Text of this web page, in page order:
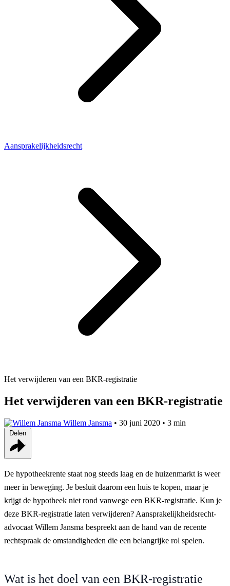
Aansprakelijkheidsrecht
Het verwijderen van een BKR-registratie
Het verwijderen van een BKR-registratie
Willem Jansma • 30 juni 2020 • 3 min
De hypotheekrente staat nog steeds laag en de huizenmarkt is weer
meer in beweging. Je besluit daarom een huis te kopen, maar je
krijgt de hypotheek niet rond vanwege een BKR-registratie. Kun je
deze BKR-registratie laten verwijderen? Aansprakelijkheidsrecht-
advocaat Willem Jansma bespreekt aan de hand van de recente
rechtspraak de omstandigheden die een belangrijke rol spelen.
Wat is het doel van een BKR-registratie